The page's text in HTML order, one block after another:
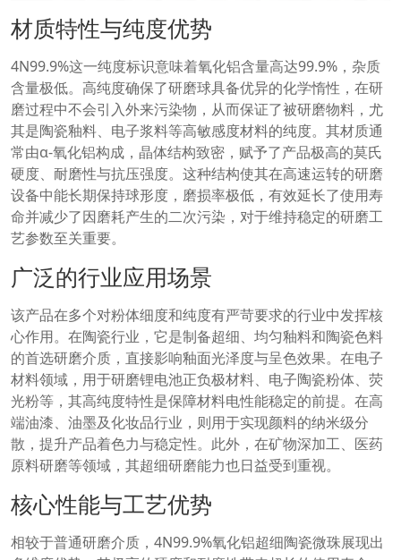
材质特性与纯度优势
4N99.9%这一纯度标识意味着氧化铝含量高达99.9%，杂质
含量极低。高纯度确保了研磨球具备优异的化学惰性，在研
磨过程中不会引入外来污染物，从而保证了被研磨物料，尤
其是陶瓷釉料、电子浆料等高敏感度材料的纯度。其材质通
常由α-氧化铝构成，晶体结构致密，赋予了产品极高的莫氏
硬度、耐磨性与抗压强度。这种结构使其在高速运转的研磨
设备中能长期保持球形度，磨损率极低，有效延长了使用寿
命并减少了因磨耗产生的二次污染，对于维持稳定的研磨工
艺参数至关重要。
广泛的行业应用场景
该产品在多个对粉体细度和纯度有严苛要求的行业中发挥核
心作用。在陶瓷行业，它是制备超细、均匀釉料和陶瓷色料
的首选研磨介质，直接影响釉面光泽度与呈色效果。在电子
材料领域，用于研磨锂电池正负极材料、电子陶瓷粉体、荧
光粉等，其高纯度特性是保障材料电性能稳定的前提。在高
端油漆、油墨及化妆品行业，则用于实现颜料的纳米级分
散，提升产品着色力与稳定性。此外，在矿物深加工、医药
原料研磨等领域，其超细研磨能力也日益受到重视。
核心性能与工艺优势
相较于普通研磨介质，4N99.9%氧化铝超细陶瓷微珠展现出